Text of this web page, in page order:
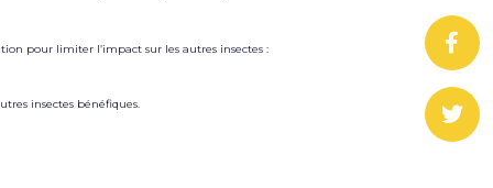
pour limiter l’impact sur les autres insectes :
insectes bénéfiques.